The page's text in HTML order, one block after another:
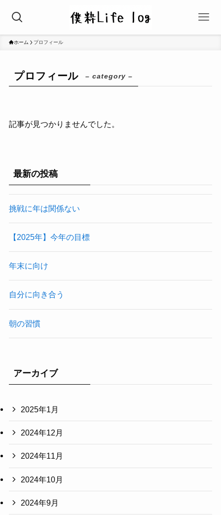
ホーム プロフィール
プロフィール – category –
記事が見つかりませんでした。
最新の投稿
挑戦に年は関係ない
【2025年】今年の目標
年末に向け
自分に向き合う
朝の習慣
アーカイブ
2025年1月
2024年12月
2024年11月
2024年10月
2024年9月